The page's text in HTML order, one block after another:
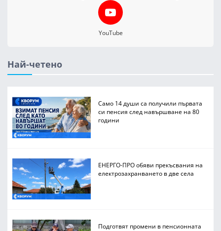
YouTube
Най-четено
Само 14 души са получили първата
си пенсия след навършване на 80
години
ЕНЕРГО-ПРО обяви прекъсвания на
електрозахранването в две села
Подготвят промени в пенсионната